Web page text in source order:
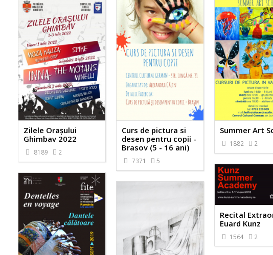
Zilele Orașului
Ghimbav 2022
8189 2
Curs de pictura si
desen pentru copii -
Brasov (5 - 16 ani)
7371 5
Summer Art
1882 2
Recital
Euard Kunz
1564 2